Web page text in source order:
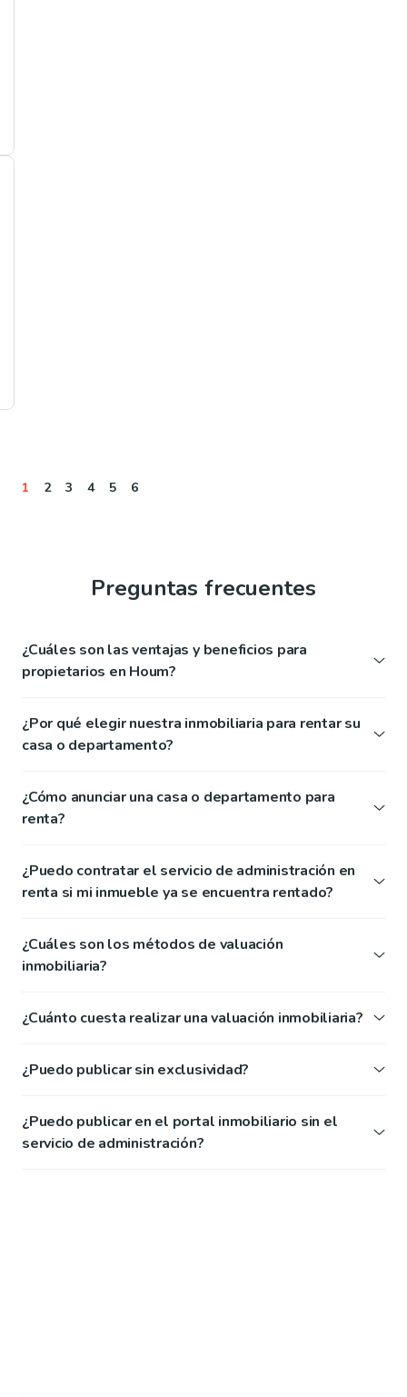
1 2 3 4 5 6
Preguntas frecuentes
¿Cuáles son las ventajas y beneficios para
propietarios en Houm?
¿Por qué elegir nuestra inmobiliaria para rentar su
casa o departamento?
¿Cómo anunciar una casa o departamento para
renta?
¿Puedo contratar el servicio de administración en
renta si mi inmueble ya se encuentra rentado?
¿Cuáles son los métodos de valuación
inmobiliaria?
¿Cuánto cuesta realizar una valuación inmobiliaria?
¿Puedo publicar sin exclusividad?
¿Puedo publicar en el portal inmobiliario sin el
servicio de administración?